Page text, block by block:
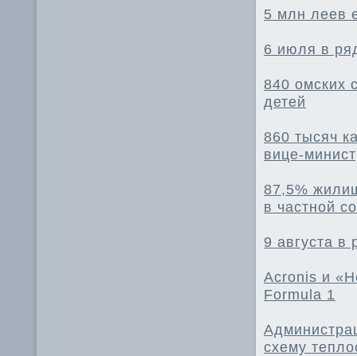
5 млн леев
6 июля в
840 омских
детей
860 тысяч
вице-
87,5%
в частной
9 августа в
Acronis и
Formula 1
схему